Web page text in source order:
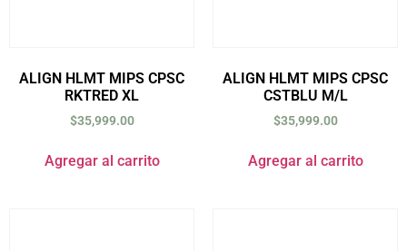
ALIGN HLMT MIPS CPSC
RKTRED XL
$35,999.00
Agregar al carrito
ALIGN HLMT MIPS CPSC
CSTBLU M/L
$35,999.00
Agregar al carrito